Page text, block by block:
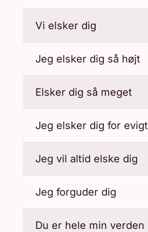
Vi elsker dig
Jeg elsker dig så højt
Elsker dig så meget
Jeg elsker dig for evigt
Jeg vil altid elske dig
Jeg forguder dig
Du er hele min verden